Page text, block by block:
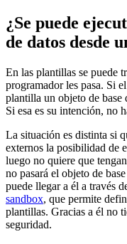
¿Se puede
de datos desde
En las plantillas se puede
programador les pasa. Si
plantilla un objeto de base
Si esa es su intención, no
La situación es distinta si
externos la posibilidad de
luego no quiere que
no pasará el objeto de
puede llegar a él a través
sandbox, que permite
plantillas. Gracias a él no
seguridad.